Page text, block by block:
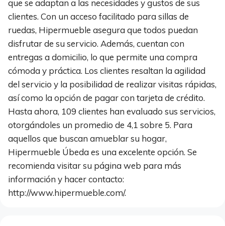
que se adaptan a las necesidades y gustos de sus
clientes. Con un acceso facilitado para sillas de
ruedas, Hipermueble asegura que todos puedan
disfrutar de su servicio. Además, cuentan con
entregas a domicilio, lo que permite una compra
cómoda y práctica. Los clientes resaltan la agilidad
del servicio y la posibilidad de realizar visitas rápidas,
así como la opción de pagar con tarjeta de crédito.
Hasta ahora, 109 clientes han evaluado sus servicios,
otorgándoles un promedio de 4,1 sobre 5. Para
aquellos que buscan amueblar su hogar,
Hipermueble Úbeda es una excelente opción. Se
recomienda visitar su página web para más
información y hacer contacto:
http://www.hipermueble.com/.